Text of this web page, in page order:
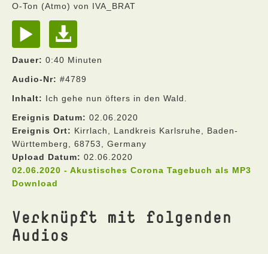
O-Ton (Atmo) von IVA_BRAT
Dauer: 0:40 Minuten
Audio-Nr: #4789
Inhalt: Ich gehe nun öfters in den Wald.
Ereignis Datum: 02.06.2020
Ereignis Ort: Kirrlach, Landkreis Karlsruhe, Baden-
Württemberg, 68753, Germany
Upload Datum: 02.06.2020
02.06.2020 - Akustisches Corona Tagebuch als MP3
Download
Verknüpft mit folgenden
Audios